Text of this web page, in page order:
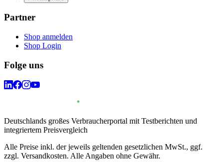
Partner
Shop anmelden
Shop Login
Folge uns
Deutschlands großes Verbraucherportal mit Testberichten und
integriertem Preisvergleich
Alle Preise inkl. der jeweils geltenden gesetzlichen MwSt., ggf.
zzgl. Versandkosten. Alle Angaben ohne Gewähr.